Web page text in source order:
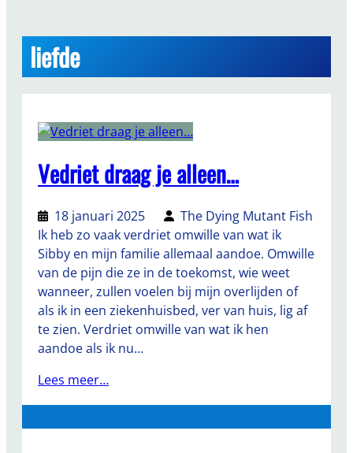
liefde
Vedriet draag je alleen…
18 januari 2025
The Dying Mutant Fish
Ik heb zo vaak verdriet omwille van wat ik
Sibby en mijn familie allemaal aandoe. Omwille
van de pijn die ze in de toekomst, wie weet
wanneer, zullen voelen bij mijn overlijden of
als ik in een ziekenhuisbed, ver van huis, lig af
te zien. Verdriet omwille van wat ik hen
aandoe als ik nu…
Lees meer…